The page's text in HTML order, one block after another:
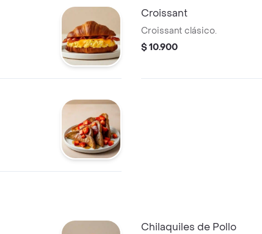
Croissant
Croissant clásico.
$ 10.900
Chilaquiles de Pollo